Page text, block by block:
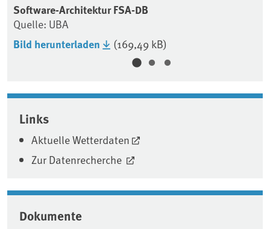
Software-Architektur FSA-DB
Quelle: UBA
Bild herunterladen (169,49 kB)
Associated content
Links
Aktuelle Wetterdaten
Zur Datenrecherche
Dokumente